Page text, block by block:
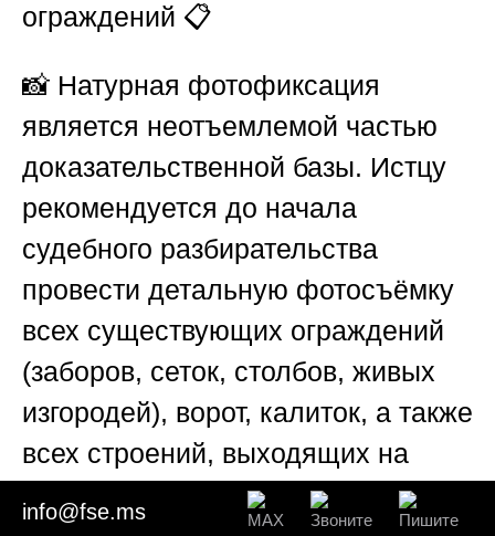
ограждений 📋
📸 Натурная фотофиксация
является неотъемлемой частью
доказательственной базы. Истцу
рекомендуется до начала
судебного разбирательства
провести детальную фотосъёмку
всех существующих ограждений
(заборов, сеток, столбов, живых
изгородей), ворот, калиток, а также
всех строений, выходящих на
границу. Снимки должны быть
info@fse.ms